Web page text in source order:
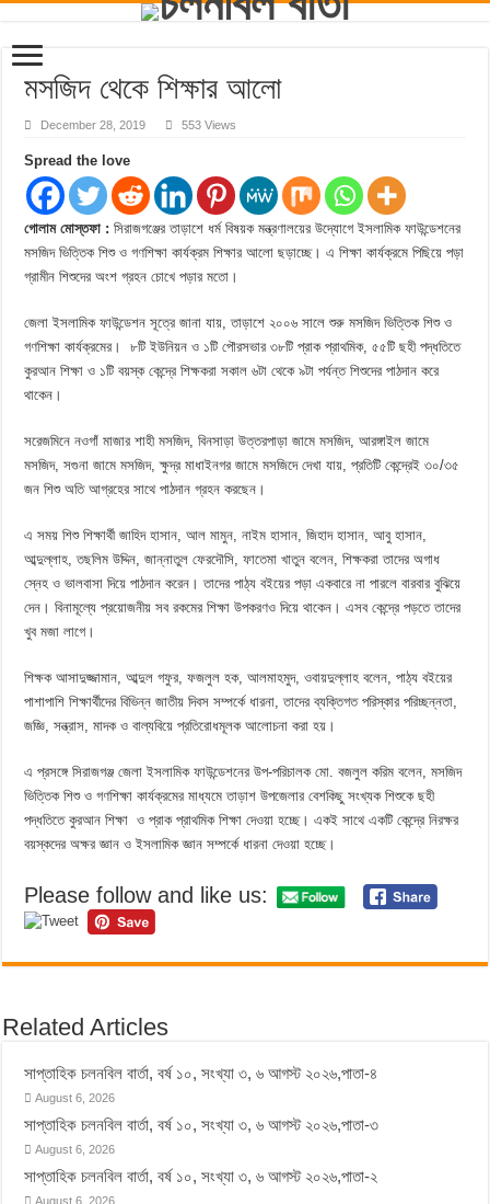
মসজিদ থেকে শিক্ষার আলো
December 28, 2019 553 Views
Spread the love
গোলাম মোস্তফা : সিরাজগঞ্জের তাড়াশে ধর্ম বিষয়ক মন্ত্রণালয়ের উদ্যোগে ইসলামিক ফাউন্ডেশনের
মসজিদ ভিত্তিক শিশু ও গণশিক্ষা কার্যক্রম শিক্ষার আলো ছড়াচ্ছে। এ শিক্ষা কার্যক্রমে পিছিয়ে পড়া
গ্রামীন শিশুদের অংশ গ্রহন চোখে পড়ার মতো।
জেলা ইসলামিক ফাউন্ডেশন সূত্রে জানা যায়, তাড়াশে ২০০৬ সালে শুরু মসজিদ ভিত্তিক শিশু ও
গণশিক্ষা কার্যক্রমের। ৮টি ইউনিয়ন ও ১টি পৌরসভার ৩৮টি প্রাক প্রাথমিক, ৫৫টি ছহী পদ্ধতিতে
কুরআন শিক্ষা ও ১টি বয়স্ক কেন্দ্রে শিক্ষকরা সকাল ৬টা থেকে ৯টা পর্যন্ত শিশুদের পাঠদান করে
থাকেন।
সরেজমিনে নওগাঁ মাজার শাহী মসজিদ, বিনসাড়া উত্তরপাড়া জামে মসজিদ, আরঙ্গাইল জামে
মসজিদ, সগুনা জামে মসজিদ, ক্ষুদ্র মাধাইনগর জামে মসজিদে দেখা যায়, প্রতিটি কেন্দ্রেই ৩০/৩৫
জন শিশু অতি আগ্রহের সাথে পাঠদান গ্রহন করছেন।
এ সময় শিশু শিক্ষার্থী জাহিদ হাসান, আল মামুন, নাইম হাসান, জিহাদ হাসান, আবু হাসান,
আব্দুল্লাহ, তছলিম উদ্দিন, জান্নাতুল ফেরদৌসি, ফাতেমা খাতুন বলেন, শিক্ষকরা তাদের অগাধ
স্নেহ ও ভালবাসা দিয়ে পাঠদান করেন। তাদের পাঠ্য বইয়ের পড়া একবারে না পারলে বারবার বুঝিয়ে
দেন। বিনামূল্যে প্রয়োজনীয় সব রকমের শিক্ষা উপকরণও দিয়ে থাকেন। এসব কেন্দ্রে পড়তে তাদের
খুব মজা লাগে।
শিক্ষক আসাদুজ্জামান, আব্দুল গফুর, ফজলুল হক, আলমাহমুদ, ওবায়দুল্লাহ বলেন, পাঠ্য বইয়ের
পাশাপাশি শিক্ষার্থীদের বিভিন্ন জাতীয় দিবস সম্পর্কে ধারনা, তাদের ব্যক্তিগত পরিস্কার পরিচ্ছন্নতা,
জজ্ঞি, সন্ত্রাস, মাদক ও বাল্যবিয়ে প্রতিরোধমূলক আলোচনা করা হয়।
এ প্রসঙ্গে সিরাজগঞ্জ জেলা ইসলামিক ফাউন্ডেশনের উপ-পরিচালক মো. বজলুল করিম বলেন, মসজিদ
ভিত্তিক শিশু ও গণশিক্ষা কার্যক্রমের মাধ্যমে তাড়াশ উপজেলার বেশকিছু সংখ্যক শিশুকে ছহী
পদ্ধতিতে কুরআন শিক্ষা ও প্রাক প্রাথমিক শিক্ষা দেওয়া হচ্ছে। একই সাথে একটি কেন্দ্রে নিরক্ষর
বয়স্কদের অক্ষর জ্ঞান ও ইসলামিক জ্ঞান সম্পর্কে ধারনা দেওয়া হচ্ছে।
Please follow and like us:
Related Articles
সাপ্তাহিক চলনবিল বার্তা, বর্ষ ১০, সংখ্যা ৩, ৬ আগস্ট ২০২৬,পাতা-৪
August 6, 2026
সাপ্তাহিক চলনবিল বার্তা, বর্ষ ১০, সংখ্যা ৩, ৬ আগস্ট ২০২৬,পাতা-৩
August 6, 2026
সাপ্তাহিক চলনবিল বার্তা, বর্ষ ১০, সংখ্যা ৩, ৬ আগস্ট ২০২৬,পাতা-২
August 6, 2026